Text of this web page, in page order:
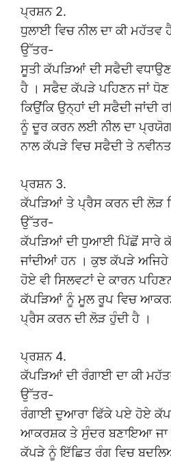
ਪ੍ਰਸ਼ਨ 2.
ਧੁਲਾਈ ਵਿਚ ਨੀਲ ਦਾ ਕੀ ਮਹੱਤਵ
ਉੱਤਰ-
ਸੂਤੀ ਕੱਪੜਿਆਂ ਦੀ ਸਫੈਦੀ
ਹੈ । ਸਫੈਦ ਕੱਪੜੇ ਪਹਿਣਨ ਜਾਂ ਧੋਣ
ਕਿਉਂਕਿ ਉਨ੍ਹਾਂ ਦੀ ਸਫੈਦੀ ਜਾਂਦੀ
ਨੂੰ ਦੂਰ ਕਰਨ ਲਈ ਨੀਲ ਦਾ ਪ੍ਰਯੋਗ
ਨਾਲ ਕੱਪੜੇ ਵਿਚ ਸਫੈਦੀ ਤੇ
ਪ੍ਰਸ਼ਨ 3.
ਕੱਪੜਿਆਂ ਤੇ ਪ੍ਰੈਸ ਕਰਨ ਦੀ ਲੋੜ
ਉੱਤਰ-
ਕੱਪੜਿਆਂ ਦੀ ਧੁਆਈ ਪਿੱਛੋਂ ਸਾਰੇ
ਜਾਂਦੀਆਂ ਹਨ । ਕੁਝ ਕੱਪੜੇ ਅਜਿਹੇ
ਹੋਏ ਵੀ ਸਿਲਵਟਾਂ ਦੇ ਕਾਰਨ
ਕੱਪੜਿਆਂ ਨੂੰ ਮੂਲ ਰੂਪ ਵਿਚ
ਪ੍ਰੈਸ ਕਰਨ ਦੀ ਲੋੜ ਹੁੰਦੀ ਹੈ ।
ਪ੍ਰਸ਼ਨ 4.
ਕੱਪੜਿਆਂ ਦੀ ਰੰਗਾਈ ਦਾ ਕੀ
ਉੱਤਰ-
ਰੰਗਾਈ ਦੁਆਰਾ ਫਿੱਕੇ ਪਏ ਹੋਏ
ਆਕਰਸ਼ਕ ਤੇ ਸੁੰਦਰ ਬਣਾਇਆ ਜਾ
ਕੱਪੜੇ ਨੂੰ ਇੱਛਿਤ ਰੰਗ ਵਿਚ